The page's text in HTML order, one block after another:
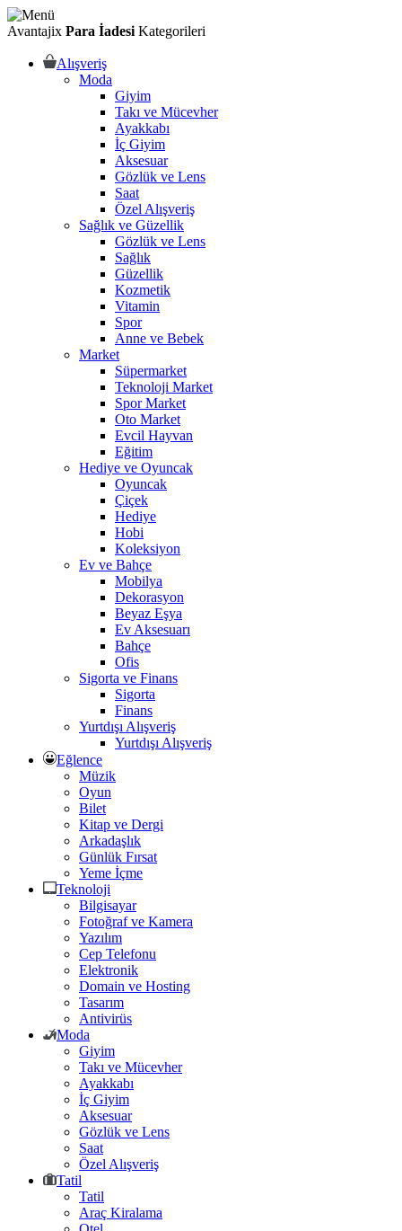
Avantajix Para İadesi Kategorileri
Alışveriş
Moda
Giyim
Takı ve Mücevher
Ayakkabı
İç Giyim
Aksesuar
Gözlük ve Lens
Saat
Özel Alışveriş
Sağlık ve Güzellik
Gözlük ve Lens
Sağlık
Güzellik
Kozmetik
Vitamin
Spor
Anne ve Bebek
Market
Süpermarket
Teknoloji Market
Spor Market
Oto Market
Evcil Hayvan
Eğitim
Hediye ve Oyuncak
Oyuncak
Çiçek
Hediye
Hobi
Koleksiyon
Ev ve Bahçe
Mobilya
Dekorasyon
Beyaz Eşya
Ev Aksesuarı
Bahçe
Ofis
Sigorta ve Finans
Sigorta
Finans
Yurtdışı Alışveriş
Yurtdışı Alışveriş
Eğlence
Müzik
Oyun
Bilet
Kitap ve Dergi
Arkadaşlık
Günlük Fırsat
Yeme İçme
Teknoloji
Bilgisayar
Fotoğraf ve Kamera
Yazılım
Cep Telefonu
Elektronik
Domain ve Hosting
Tasarım
Antivirüs
Moda
Giyim
Takı ve Mücevher
Ayakkabı
İç Giyim
Aksesuar
Gözlük ve Lens
Saat
Özel Alışveriş
Tatil
Tatil
Araç Kiralama